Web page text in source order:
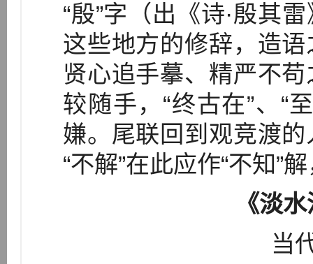
“殷”字（出《诗·殷其
这些地方的修辞，造
贤心追手摹、精严不
较随手，“终古在”、“
嫌。尾联回到观竞渡
“不解”在此应作“不知”
《淡
当